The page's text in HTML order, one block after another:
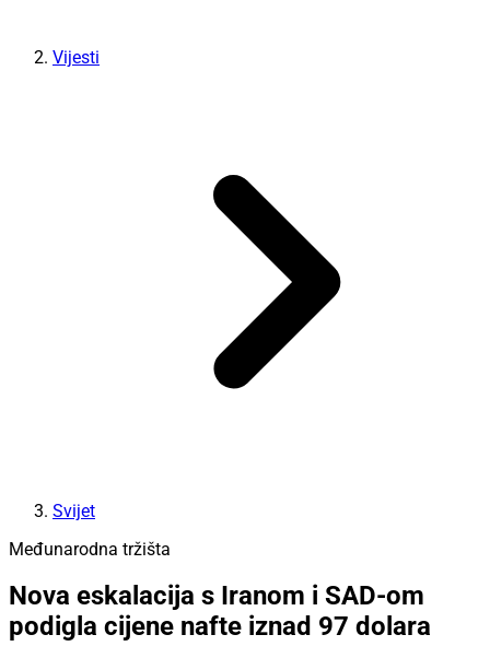
Vijesti
Svijet
Međunarodna tržišta
Nova eskalacija s Iranom i SAD-om
podigla cijene nafte iznad 97 dolara